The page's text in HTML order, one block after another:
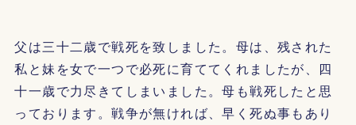
父は三十二歳で戦死を致しました。母は、残された
私と妹を女で一つで必死に育ててくれましたが、四
十一歳で力尽きてしまいました。母も戦死したと思
っております。戦争が無ければ、早く死ぬ事もあり